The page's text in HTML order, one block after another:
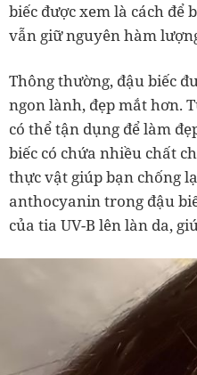
biếc được xem là cách để
vẫn giữ nguyên hàm
Thông thường, đậu biếc
ngon lành, đẹp mắt hơn.
có thể tận dụng để làm
biếc có chứa nhiều chất
thực vật giúp bạn chống
anthocyanin trong đậu
của tia UV-B lên làn da,